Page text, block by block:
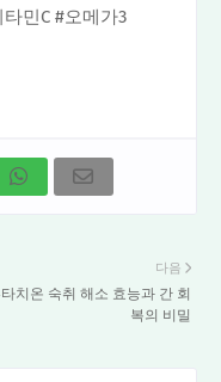
민C #오메가3
다음
치온 숙취 해소 효능과 간 회
복의 비밀